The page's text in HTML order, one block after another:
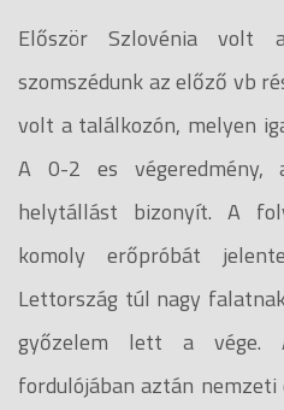
Először Szlovénia volt
szomszédunk az előző vb
volt a találkozón, melyen
A 0-2 es végeredmény,
helytállást bizonyít. A
komoly erőpróbát
Lettország túl nagy
győzelem lett a vége.
fordulójában aztán